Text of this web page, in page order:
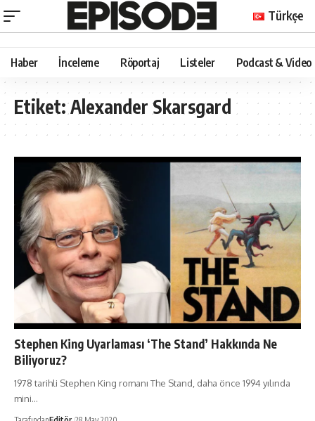
Türkçe
Haber İnceleme Röportaj Listeler Podcast & Video
Etiket:Alexander Skarsgard
Stephen King Uyarlaması ‘The Stand’ Hakkında Ne
Biliyoruz?
1978 tarihli Stephen King romanı The Stand, daha önce 1994 yılında
mini…